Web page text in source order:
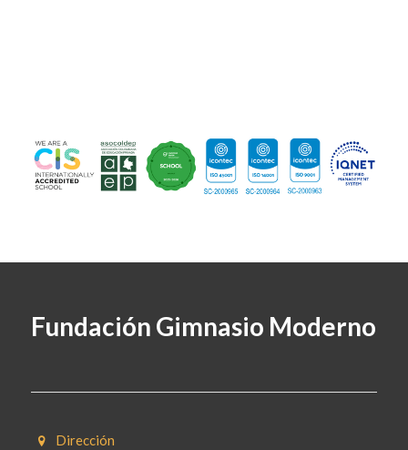
Fundación Gimnasio Moderno
Dirección